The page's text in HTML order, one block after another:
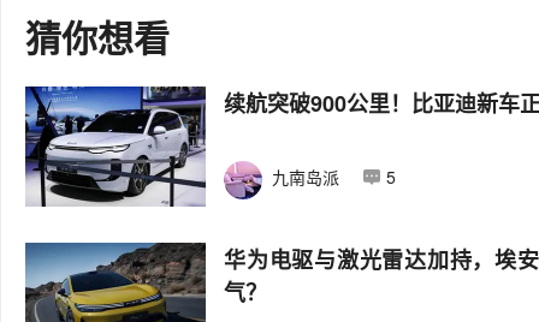
猜你想看
续航突破900公里！比亚迪新车
九南岛派 5
华为电驱与激光雷达加持，埃
气？